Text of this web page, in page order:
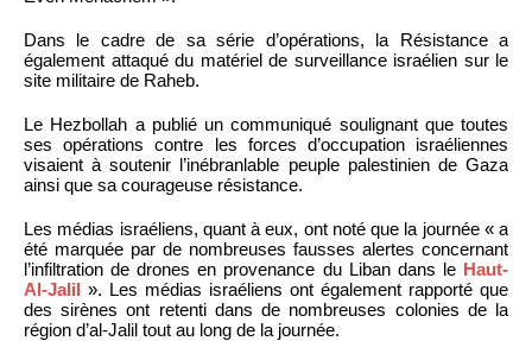
Dans le cadre de sa série d’opérations, la Résistance a
également attaqué du matériel de surveillance israélien sur le
site militaire de Raheb.
Le Hezbollah a publié un communiqué soulignant que toutes
ses opérations contre les forces d’occupation israéliennes
visaient à soutenir l’inébranlable peuple palestinien de Gaza
ainsi que sa courageuse résistance.
Les médias israéliens, quant à eux, ont noté que la journée « a
été marquée par de nombreuses fausses alertes concernant
l’infiltration de drones en provenance du Liban dans le Haut-
Al-Jalil ». Les médias israéliens ont également rapporté que
des sirènes ont retenti dans de nombreuses colonies de la
région d’al-Jalil tout au long de la journée.